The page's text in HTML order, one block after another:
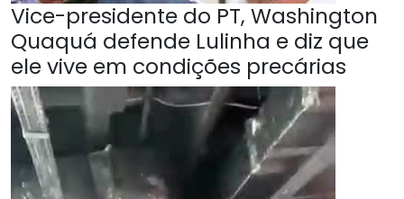
Vice-presidente do PT, Washington
Quaquá defende Lulinha e diz que
ele vive em condições precárias